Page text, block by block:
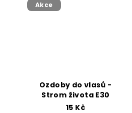
Akce
Ozdoby do vlasů -
Strom života E30
15 Kč